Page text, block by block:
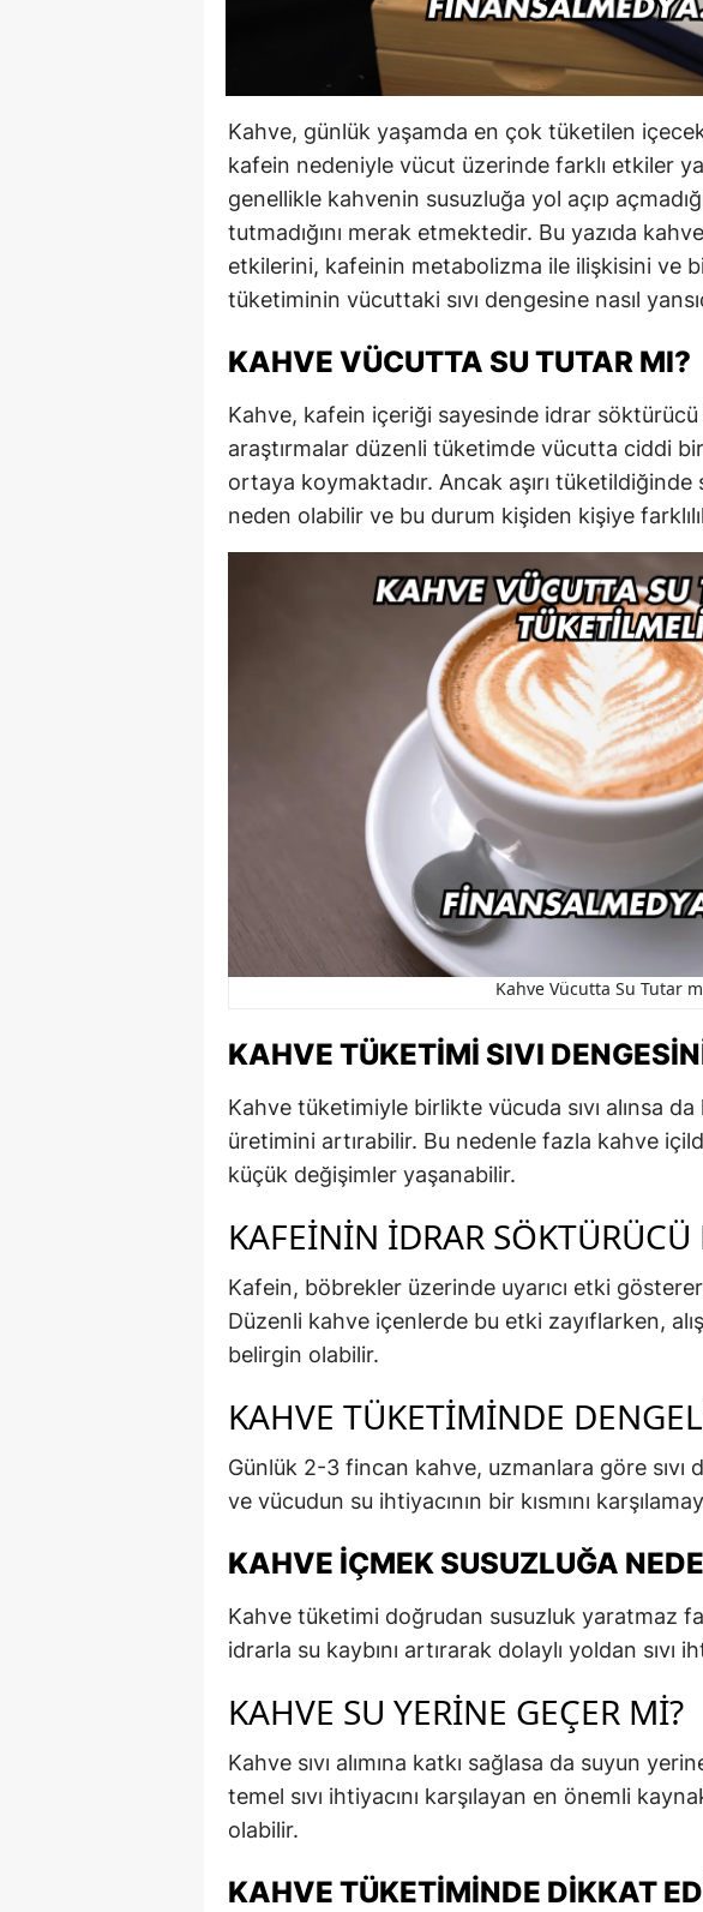
Kahve, günlük yaşamda en çok tüketilen
kafein nedeniyle vücut üzerinde farklı etkiler
genellikle kahvenin susuzluğa yol açıp
tutmadığını merak etmektedir. Bu yazıda
etkilerini, kafeinin metabolizma ile ilişkisini ve
tüketiminin vücuttaki sıvı dengesine nasıl
KAHVE VÜCUTTA SU TUTAR MI?
Kahve, kafein içeriği sayesinde idrar
araştırmalar düzenli tüketimde vücutta ciddi bir
ortaya koymaktadır. Ancak aşırı
neden olabilir ve bu durum kişiden kişiye
Kahve Vücutta Su Tutar
KAHVE TÜKETIMI SIVI
Kahve tüketimiyle birlikte vücuda sıvı alınsa
üretimini artırabilir. Bu nedenle fazla kahve
küçük değişimler yaşanabilir.
KAFEININ İDRAR SÖKTÜRÜCÜ
Kafein, böbrekler üzerinde uyarıcı etki
Düzenli kahve içenlerde bu etki zayıflarken,
belirgin olabilir.
KAHVE TÜKETIMINDE
Günlük 2-3 fincan kahve, uzmanlara göre sıvı
ve vücudun su ihtiyacının bir kısmını
KAHVE İÇMEK SUSUZLUĞA
Kahve tüketimi doğrudan susuzluk yaratmaz
idrarla su kaybını artırarak dolaylı yoldan sıvı
KAHVE SU YERINE GEÇER MI?
Kahve sıvı alımına katkı sağlasa da suyun
temel sıvı ihtiyacını karşılayan en önemli
olabilir.
KAHVE TÜKETIMINDE DIKKAT